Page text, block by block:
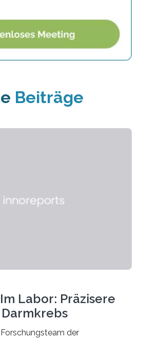
Beiträge
Labor: Präzisere
der